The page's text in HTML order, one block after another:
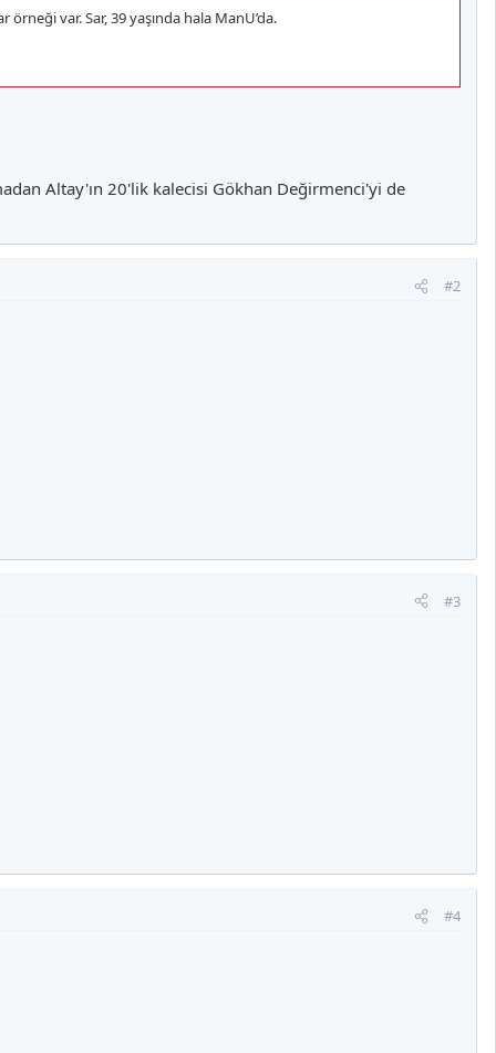
var. Sar, 39 yaşında hala ManU’da.
Altay'ın 20'lik kalecisi Gökhan Değirmenci'yi de
#2
#3
#4